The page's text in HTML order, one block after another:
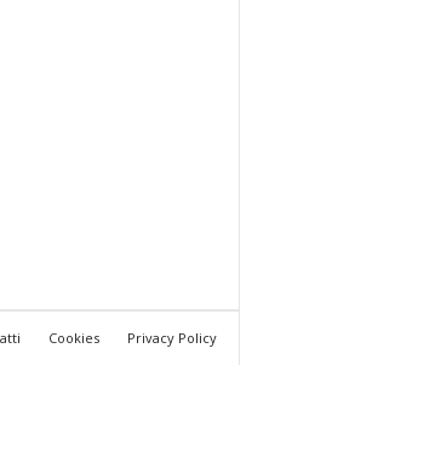
Cookies Privacy Policy